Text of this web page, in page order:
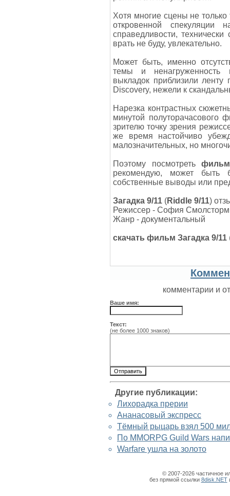
Хотя многие сцены не
откровенной спекуляции
справедливости,
врать не буду, увлекательно.
Может быть, именно
темы и ненагруженность
выкладок приблизили
Discovery, нежели к
Нарезка контрастных
минутой полуторачасового
зрителю точку зрения
же время настойчиво
малозначительных, но
Поэтому посмотретьфильм
рекомендую, может быть
собственные выводы или
Загадка 9/11 (Riddle 9/11)
Режиссер - София Смолсторм
Жанр - документальный
скачать фильм Загадка 9/11
комментарии и
Ваше имя:
Текст:
(не более 1000 знаков)
Другие публикации:
Лихорадка прерии
Ананасовый экспресс
Тёмный рыцарь взял 500
По MMORPG Guild Wars
Warfare ушла на золото
© 2007-2026 частичное
без прямой ссылки 8disk.NET